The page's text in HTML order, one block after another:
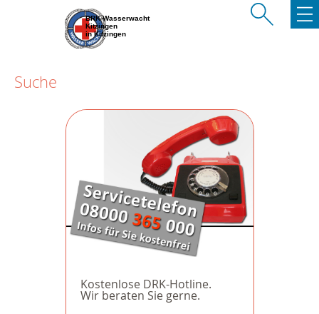
BRK-Wasserwacht
Kitzingen
in Kitzingen
Suche
Kostenlose DRK-Hotline.
Wir beraten Sie gerne.